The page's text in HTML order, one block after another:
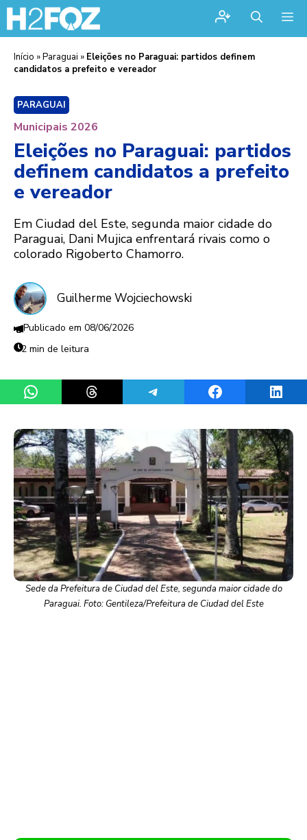
Início »Paraguai » Eleições no Paraguai: partidos definem
candidatos a prefeito e vereador
PARAGUAI
Municipais 2026
Eleições no Paraguai: partidos
definem candidatos a prefeito
e vereador
Em Ciudad del Este, segunda maior cidade do
Paraguai, Dani Mujica enfrentará rivais como o
colorado Rigoberto Chamorro.
Guilherme Wojciechowski
08/06/2026
2 min de leitura
Share on WhatsAppShare on ThreadsShare on TelegramShare on Facebook
Sede da Prefeitura de Ciudad del Este, segunda maior cidade do
Paraguai. Foto: Gentileza/Prefeitura de Ciudad del Este